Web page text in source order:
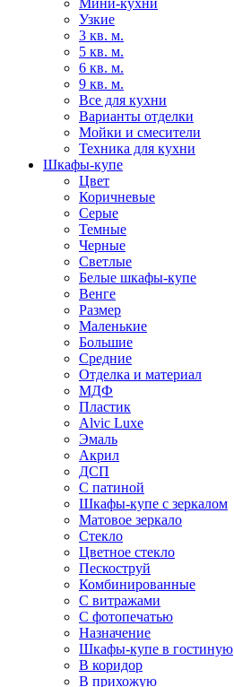
Мини-кухни
Узкие
3 кв. м.
5 кв. м.
6 кв. м.
9 кв. м.
Все для кухни
Варианты отделки
Мойки и смесители
Техника для кухни
Шкафы-купе
Цвет
Коричневые
Серые
Темные
Черные
Светлые
Белые шкафы-купе
Венге
Размер
Маленькие
Большие
Средние
Отделка и материал
МДФ
Пластик
Alvic Luxe
Эмаль
Акрил
ДСП
С патиной
Шкафы-купе с зеркалом
Матовое зеркало
Стекло
Цветное стекло
Пескоструй
Комбинированные
С витражами
С фотопечатью
Назначение
Шкафы-купе в гостиную
В коридор
В прихожую